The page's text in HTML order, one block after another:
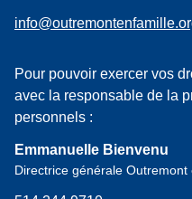
Pour pouvoir exercer vos
avec la responsable de la
personnels :
Emmanuelle Bienvenu
Directrice générale Outremont